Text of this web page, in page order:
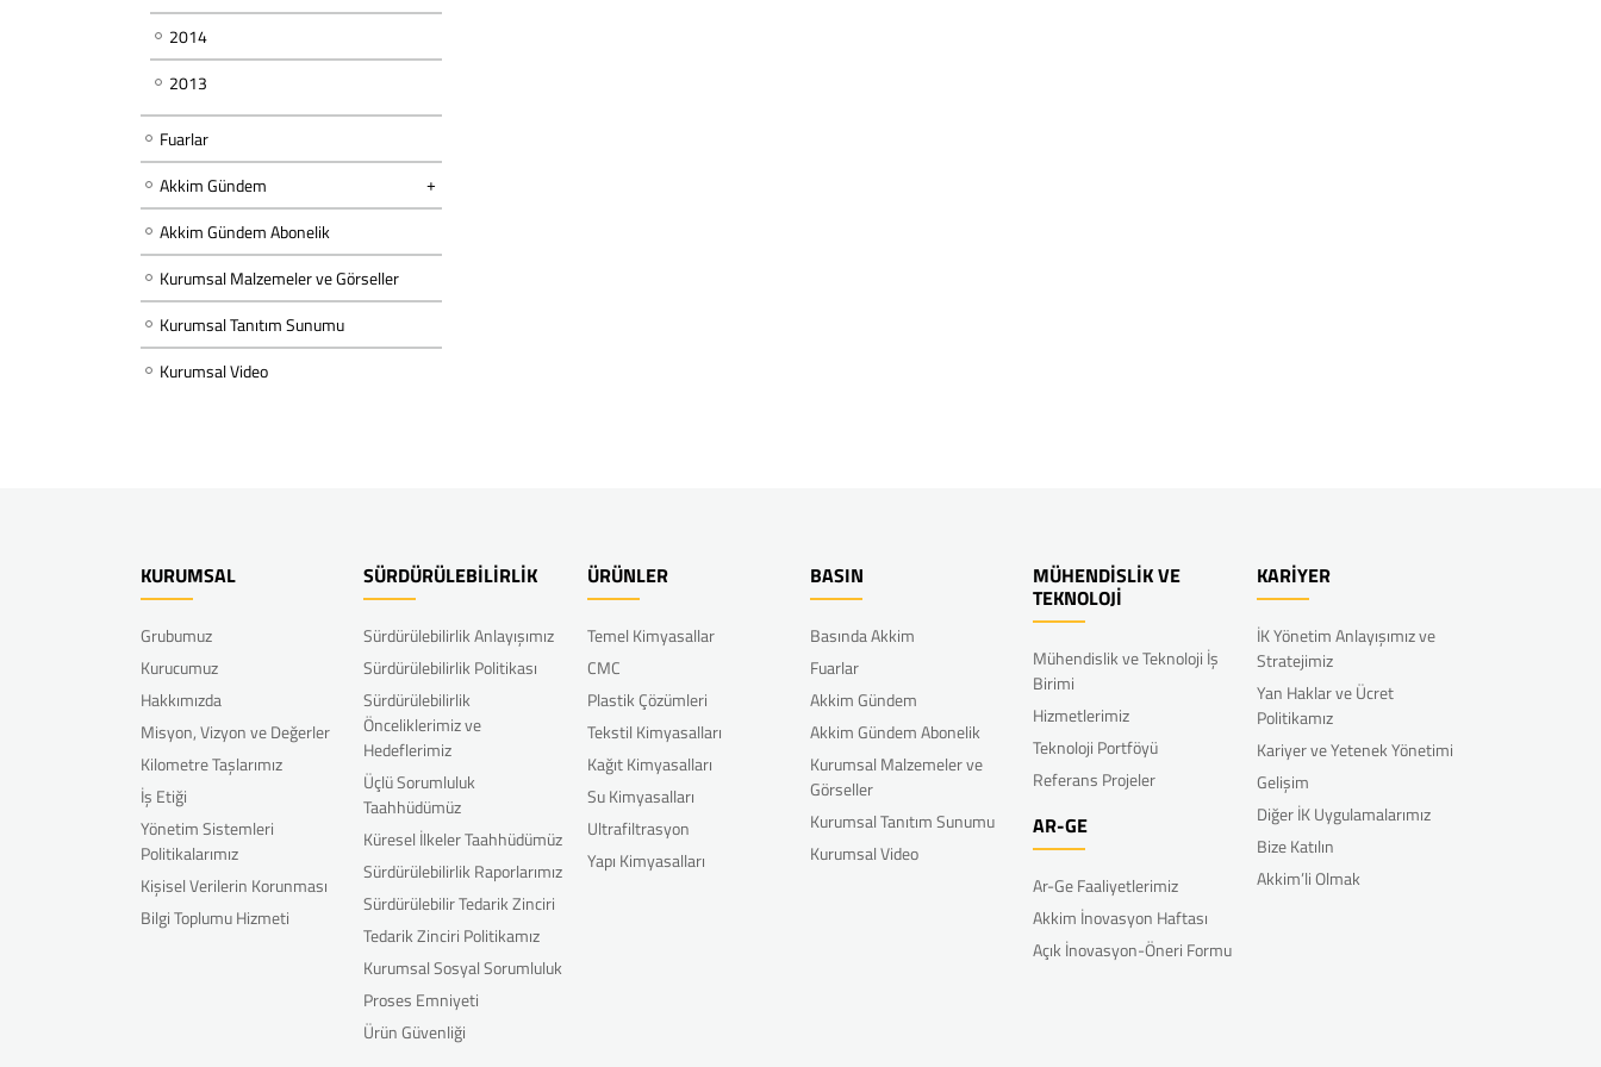
2014
2013
Fuarlar
Akkim Gündem
Akkim Gündem Abonelik
Kurumsal Malzemeler ve Görseller
Kurumsal Tanıtım Sunumu
Kurumsal Video
KURUMSAL
Grubumuz
Kurucumuz
Hakkımızda
Misyon, Vizyon ve Değerler
Kilometre Taşlarımız
İş Etiği
Yönetim Sistemleri
Politikalarımız
Kişisel Verilerin Korunması
Bilgi Toplumu Hizmeti
SÜRDÜRÜLEBİLİRLİK
Sürdürülebilirlik Anlayışımız
Sürdürülebilirlik Politikası
Sürdürülebilirlik
Önceliklerimiz ve
Hedeflerimiz
Üçlü Sorumluluk
Taahhüdümüz
Küresel İlkeler Taahhüdümüz
Sürdürülebilirlik Raporlarımız
Sürdürülebilir Tedarik Zinciri
Tedarik Zinciri Politikamız
Kurumsal Sosyal Sorumluluk
Proses Emniyeti
Ürün Güvenliği
ÜRÜNLER
Temel Kimyasallar
CMC
Plastik Çözümleri
Tekstil Kimyasalları
Kağıt Kimyasalları
Su Kimyasalları
Ultrafiltrasyon
Yapı Kimyasalları
BASIN
Basında Akkim
Fuarlar
Akkim Gündem
Akkim Gündem Abonelik
Kurumsal Malzemeler ve
Görseller
Kurumsal Tanıtım Sunumu
Kurumsal Video
MÜHENDİSLİK VE
TEKNOLOJİ
Mühendislik ve Teknoloji İş
Birimi
Hizmetlerimiz
Teknoloji Portföyü
Referans Projeler
AR-GE
Ar-Ge Faaliyetlerimiz
Akkim İnovasyon Haftası
Açık İnovasyon-Öneri Formu
KARİYER
İK Yönetim Anlayışımız ve
Stratejimiz
Yan Haklar ve Ücret
Politikamız
Kariyer ve Yetenek Yönetimi
Gelişim
Diğer İK Uygulamalarımız
Bize Katılın
Akkim’li Olmak